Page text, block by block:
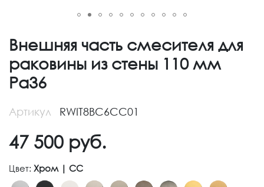
Внешняя часть смесителя для
раковины из стены 110 мм
Pa36
Артикул RWIT8BC6CC01
47 500 руб.
Цвет: Хром | CC